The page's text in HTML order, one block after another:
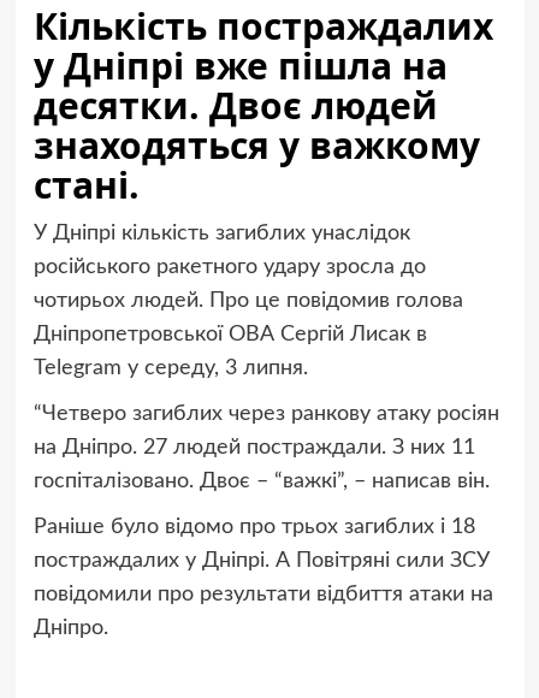
Кількість постраждалих
у Дніпрі вже пішла на
десятки. Двоє людей
знаходяться у важкому
стані.
У Дніпрі кількість загиблих унаслідок
російського ракетного удару зросла до
чотирьох людей. Про це повідомив голова
Дніпропетровської ОВА Сергій Лисак в
Telegram у середу, 3 липня.
“Четверо загиблих через ранкову атаку росіян
на Дніпро. 27 людей постраждали. З них 11
госпіталізовано. Двоє – “важкі”, – написав він.
Раніше було відомо про трьох загиблих і 18
постраждалих у Дніпрі. А Повітряні сили ЗСУ
повідомили про результати відбиття атаки на
Дніпро.